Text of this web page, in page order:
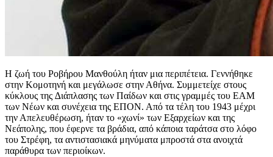
Η ζωή του Ροβήρου Μανθούλη ήταν μια περιπέτεια. Γεννήθηκε
στην Κομοτηνή και μεγάλωσε στην Αθήνα. Συμμετείχε στους
κύκλους της ∆ιάπλασης των Παίδων και στις γραμμές του ΕΑΜ
των Νέων και συνέχεια της ΕΠΟΝ. Από τα τέλη του 1943 μέχρι
την Απελευθέρωση, ήταν το «χωνί» των Εξαρχείων και της
Νεάπολης, που έφερνε τα βράδια, από κάποια ταράτσα στο λόφο
του Στρέφη, τα αντιστασιακά μηνύματα μπροστά στα ανοιχτά
παράθυρα των περιοίκων.